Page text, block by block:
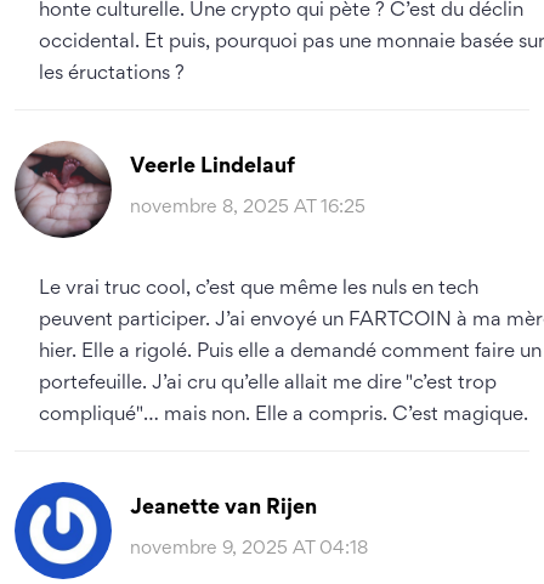
honte culturelle. Une crypto qui pète ? C’est du déclin
occidental. Et puis, pourquoi pas une monnaie basée sur
les éructations ?
Veerle Lindelauf
novembre 8, 2025 AT 16:25
Le vrai truc cool, c’est que même les nuls en tech
peuvent participer. J’ai envoyé un FARTCOIN à ma
hier. Elle a rigolé. Puis elle a demandé comment faire un
portefeuille. J’ai cru qu’elle allait me dire "c’est trop
compliqué"… mais non. Elle a compris. C’est magique.
Jeanette van Rijen
novembre 9, 2025 AT 04:18